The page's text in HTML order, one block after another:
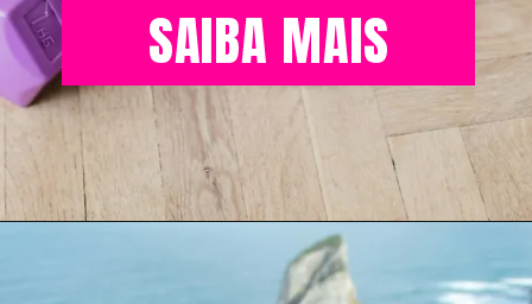
SAIBA MAIS